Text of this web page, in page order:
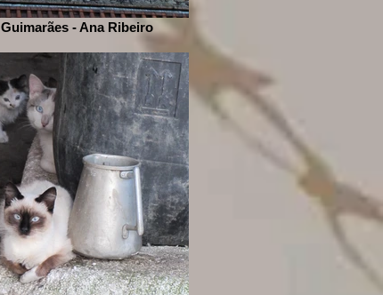
Guimarães - Ana Ribeiro